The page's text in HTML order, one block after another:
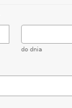
do dnia